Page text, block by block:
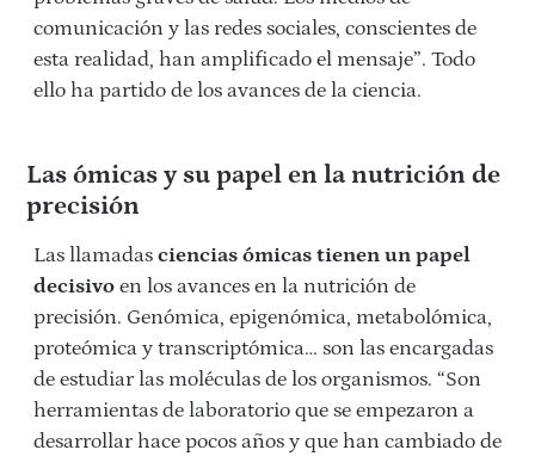
comunicación y las redes sociales, conscientes de
esta realidad, han amplificado el mensaje”. Todo
ello ha partido de los avances de la ciencia.
Las ómicas y su papel en la nutrición de
precisión
Las llamadas ciencias ómicas tienen un papel
decisivo en los avances en la nutrición de
precisión. Genómica, epigenómica, metabolómica,
proteómica y transcriptómica… son las encargadas
de estudiar las moléculas de los organismos. “Son
herramientas de laboratorio que se empezaron a
desarrollar hace pocos años y que han cambiado de